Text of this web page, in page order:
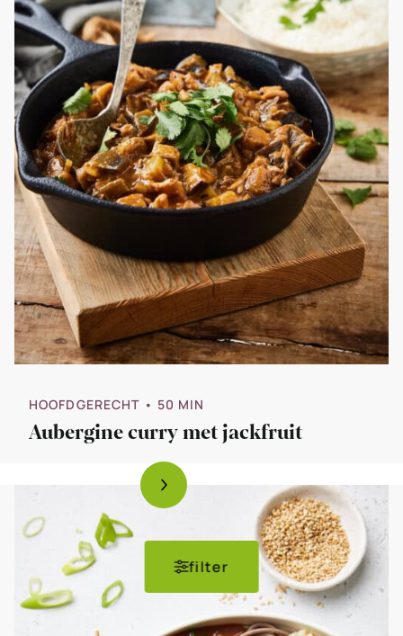
HOOFDGERECHT • 50 MIN
Aubergine curry met jackfruit
filter